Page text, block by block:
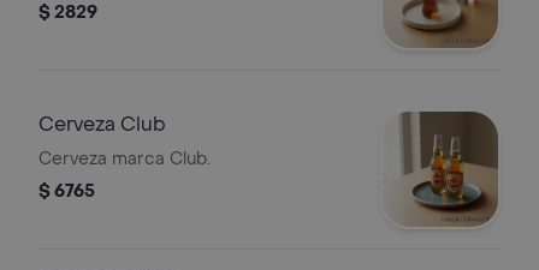
$ 2829
Cerveza Club
Cerveza marca Club.
$ 6765